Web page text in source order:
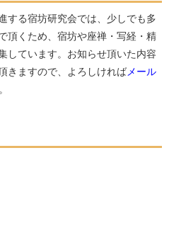
する宿坊研究会では、少しでも多
頂くため、宿坊や座禅・写経・精
しています。お知らせ頂いた内容
きますので、よろしければメール